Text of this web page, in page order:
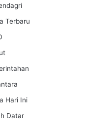
Terbaru
Hari Ini
Datar